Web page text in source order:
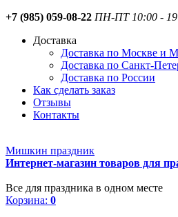
+7 (985) 059-08-22 ПН-ПТ 10:00 -
Доставка
Доставка по Москве и
Доставка по Санкт-
Доставка по России
Как сделать заказ
Отзывы
Контакты
Мишкин праздник
Интернет-магазин товаров для
Все для праздника в одном месте
Корзина: 0